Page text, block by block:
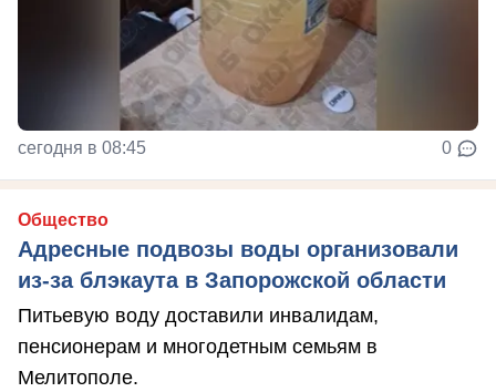
сегодня в 08:45 0
Общество
Адресные подвозы воды организовали
из-за блэкаута в Запорожской области
Питьевую воду доставили инвалидам,
пенсионерам и многодетным семьям в
Мелитополе.